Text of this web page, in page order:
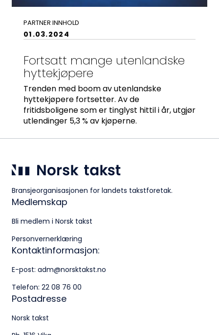
PARTNER INNHOLD
01.03.2024
Fortsatt mange utenlandske
hyttekjøpere
Trenden med boom av utenlandske
hyttekjøpere fortsetter. Av de
fritidsboligene som er tinglyst hittil i år, utgjør
utlendinger 5,3 % av kjøperne.
Bransjeorganisasjonen for landets takstforetak.
Medlemskap
Bli medlem i Norsk takst
Personvernerklæring
Kontaktinformasjon:
E-post: adm@norsktakst.no
Telefon: 22 08 76 00
Postadresse
Norsk takst